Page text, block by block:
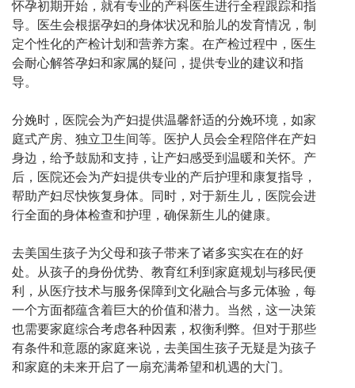
怀孕初期开始，就有专业的产科医生进行全程跟踪和指
导。医生会根据孕妇的身体状况和胎儿的发育情况，制
定个性化的产检计划和营养方案。在产检过程中，医生
会耐心解答孕妇和家属的疑问，提供专业的建议和指
导。
分娩时，医院会为产妇提供温馨舒适的分娩环境，如家
庭式产房、独立卫生间等。医护人员会全程陪伴在产妇
身边，给予鼓励和支持，让产妇感受到温暖和关怀。产
后，医院还会为产妇提供专业的产后护理和康复指导，
帮助产妇尽快恢复身体。同时，对于新生儿，医院会进
行全面的身体检查和护理，确保新生儿的健康。
去美国生孩子为父母和孩子带来了诸多实实在在的好
处。从孩子的身份优势、教育红利到家庭规划与移民便
利，从医疗技术与服务保障到文化融合与多元体验，每
一个方面都蕴含着巨大的价值和潜力。当然，这一决策
也需要家庭综合考虑各种因素，权衡利弊。但对于那些
有条件和意愿的家庭来说，去美国生孩子无疑是为孩子
和家庭的未来开启了一扇充满希望和机遇的大门。